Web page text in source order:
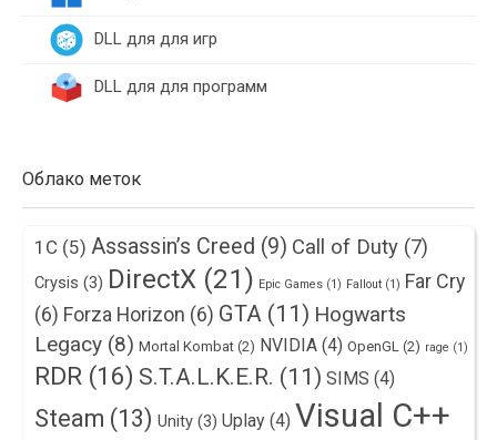
DLL для для игр
DLL для для программ
Облако меток
1С (5) Assassin’s Creed (9) Call of Duty (7)
Crysis (3) DirectX (21) Epic Games (1) Fallout (1) Far Cry
(6) Forza Horizon (6) GTA (11) Hogwarts
Legacy (8) Mortal Kombat (2) NVIDIA (4) OpenGL (2) rage (1)
RDR (16) S.T.A.L.K.E.R. (11) SIMS (4)
Steam (13) Unity (3) Uplay (4) Visual C++